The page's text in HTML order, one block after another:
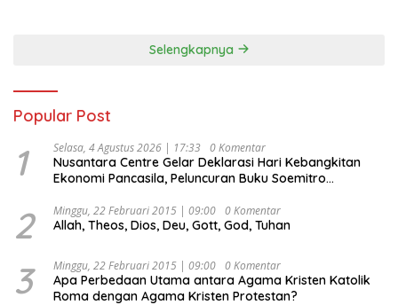
Selengkapnya
Popular Post
1 Selasa, 4 Agustus 2026 | 17:33 0 Komentar
Nusantara Centre Gelar Deklarasi Hari Kebangkitan
Ekonomi Pancasila, Peluncuran Buku Soemitro
Ekonomi Politik Indonesia) & Simposium Nasional
“Urgensi Undang-Undang Perekonomian Nasional dan
Indonesia Emas 2045”,
2 Minggu, 22 Februari 2015 | 09:00 0 Komentar
Allah, Theos, Dios, Deu, Gott, God, Tuhan
3 Minggu, 22 Februari 2015 | 09:00 0 Komentar
Apa Perbedaan Utama antara Agama Kristen Katolik
Roma dengan Agama Kristen Protestan?